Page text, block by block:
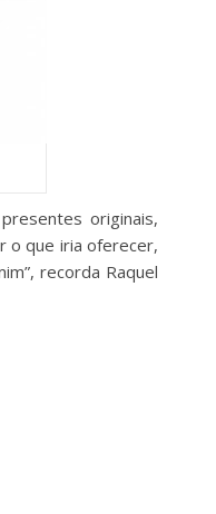
originais,
o que iria oferecer,
recorda Raquel